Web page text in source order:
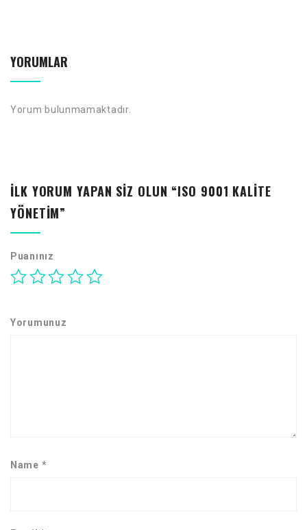
YORUMLAR
Yorum bulunmamaktadır.
İLK YORUM YAPAN SIZ OLUN “ISO 9001 KALITE
YÖNETIM”
Puanınız
Yorumunuz
Name *